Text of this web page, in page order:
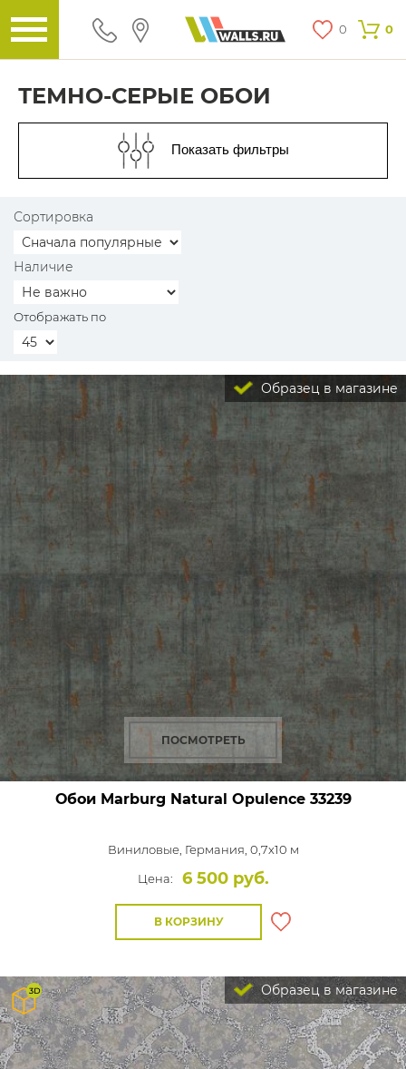
0 0
ТЕМНО-СЕРЫЕ ОБОИ
Показать фильтры
Сортировка
Наличие
Отображать по
Образец в магазине
ПОСМОТРЕТЬ
Обои Marburg Natural Opulence33239
Виниловые, Германия, 0,7x10 м
Цена:
6 500 руб.
В КОРЗИНУ
Образец в магазине